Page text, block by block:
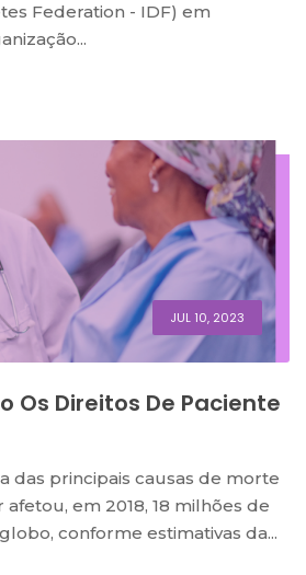
Federation - IDF) em
JUL 10, 2023
Os Direitos De Paciente
das principais causas de morte
em 2018, 18 milhões de
conforme estimativas da...